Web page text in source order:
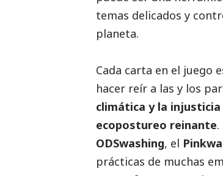
temas delicados y
planeta.
Cada carta en el juego
hacer reír a las y los
climática y la injusticia
ecopostureo reinante.
ODSwashing, el
prácticas de muchas